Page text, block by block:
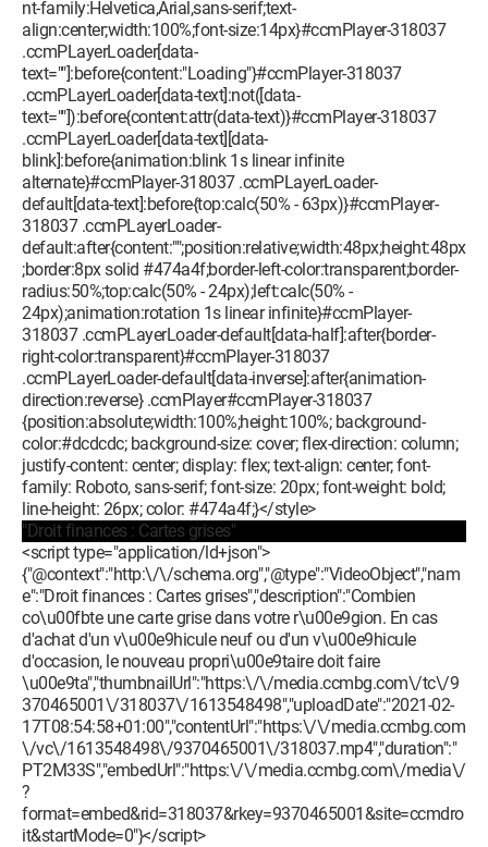
nt-family:Helvetica,Arial,sans-serif;text-
align:center;width:100%;font-size:14px}#ccmPlayer-318037
.ccmPLayerLoader[data-
text=""]:before{content:"Loading"}#ccmPlayer-318037
.ccmPLayerLoader[data-text]:not([data-
text=""]):before{content:attr(data-text)}#ccmPlayer-318037
.ccmPLayerLoader[data-text][data-
blink]:before{animation:blink 1s linear infinite
alternate}#ccmPlayer-318037 .ccmPLayerLoader-
default[data-text]:before{top:calc(50% - 63px)}#ccmPlayer-
318037 .ccmPLayerLoader-
default:after{content:"";position:relative;width:48px;height:48px
;border:8px solid #474a4f;border-left-color:transparent;border-
radius:50%;top:calc(50% - 24px);left:calc(50% -
24px);animation:rotation 1s linear infinite}#ccmPlayer-
318037 .ccmPLayerLoader-default[data-half]:after{border-
right-color:transparent}#ccmPlayer-318037
.ccmPLayerLoader-default[data-inverse]:after{animation-
direction:reverse} .ccmPlayer#ccmPlayer-318037
{position:absolute;width:100%;height:100%; background-
color:#dcdcdc; background-size: cover; flex-direction: column;
justify-content: center; display: flex; text-align: center; font-
family: Roboto, sans-serif; font-size: 20px; font-weight: bold;
line-height: 26px; color: #474a4f;}</style>
"Droit finances : Cartes grises"
<script type="application/ld+json">
{"@context":"http:\/\/schema.org","@type":"VideoObject","nam
e":"Droit finances : Cartes grises","description":"Combien
co\u00fbte une carte grise dans votre r\u00e9gion. En cas
d'achat d'un v\u00e9hicule neuf ou d'un v\u00e9hicule
d'occasion, le nouveau propri\u00e9taire doit faire
\u00e9ta","thumbnailUrl":"https:\/\/media.ccmbg.com\/tc\/9
370465001\/318037\/1613548498","uploadDate":"2021-02-
17T08:54:58+01:00","contentUrl":"https:\/\/media.ccmbg.com
\/vc\/1613548498\/9370465001\/318037.mp4","duration":"
PT2M33S","embedUrl":"https:\/\/media.ccmbg.com\/media\/
?
format=embed&rid=318037&rkey=9370465001&site=ccmdro
it&startMode=0"}</script>